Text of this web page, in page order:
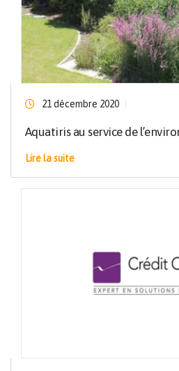
21 décembre 2020
Aquatiris au service de
Lire la suite